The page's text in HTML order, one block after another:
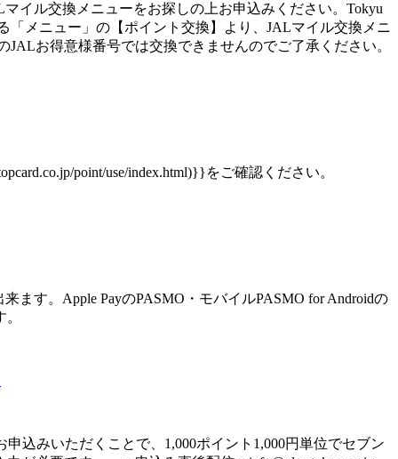
イル交換メニューをお探しの上お申込みください。Tokyu
「メニュー」の【ポイント交換】より、JALマイル交換メニ
お得意様番号では交換できませんのでご了承ください。
point/use/index.html)}}をご確認ください。
ます。Apple PayのPASMO・モバイルPASMO for Androidの
込みいただくことで、1,000ポイント1,000円単位でセブン